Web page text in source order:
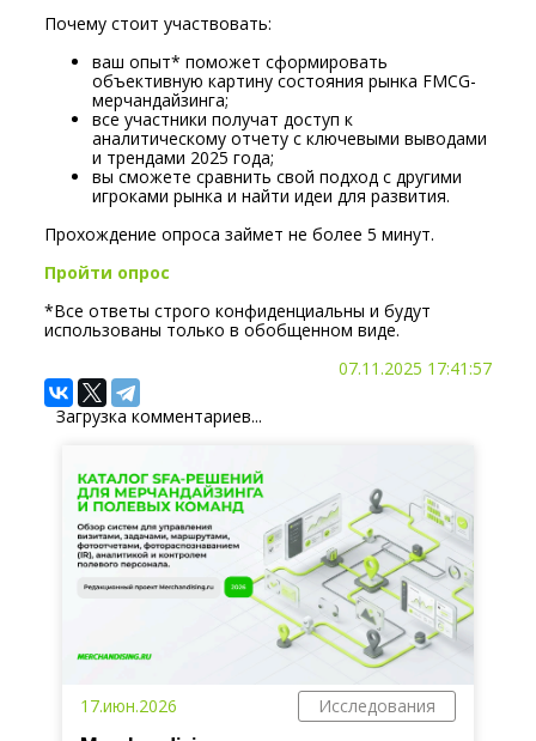
Почему стоит участвовать:
ваш опыт* поможет сформировать
объективную картину состояния рынка FMCG-
мерчандайзинга;
все участники получат доступ к
аналитическому отчету с ключевыми выводами
и трендами 2025 года;
вы сможете сравнить свой подход с другими
игроками рынка и найти идеи для развития.
Прохождение опроса займет не более 5 минут.
Пройти опрос
*Все ответы строго конфиденциальны и будут
использованы только в обобщенном виде.
07.11.2025 17:41:57
Загрузка комментариев...
17.июн.2026 Исследования